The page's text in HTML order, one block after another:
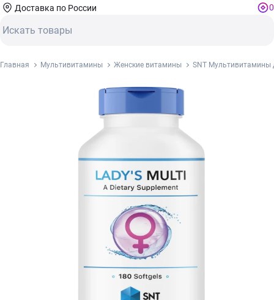
Доставка по России 0
Главная Мультивитамины Женские витамины SNT Мультивитамины